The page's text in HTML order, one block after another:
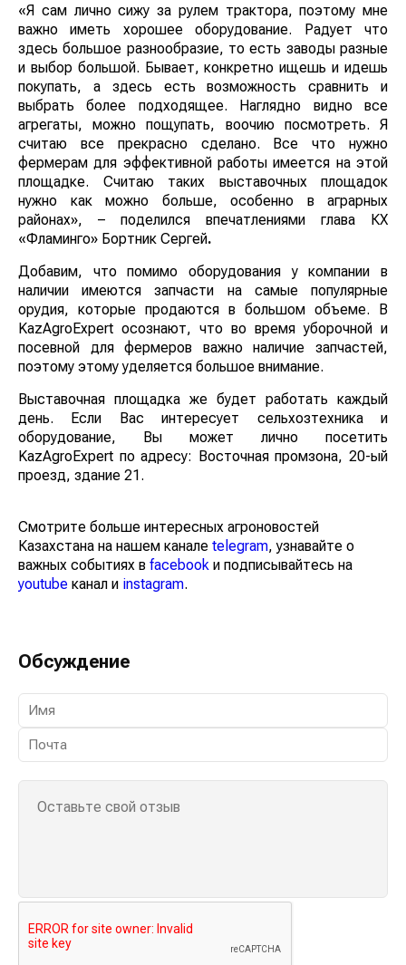
«Я сам лично сижу за рулем трактора, поэтому мне
важно иметь хорошее оборудование. Радует что
здесь большое разнообразие, то есть заводы разные
и выбор большой. Бывает, конкретно ищешь и идешь
покупать, а здесь есть возможность сравнить и
выбрать более подходящее. Наглядно видно все
агрегаты, можно пощупать, воочию посмотреть. Я
считаю все прекрасно сделано. Все что нужно
фермерам для эффективной работы имеется на этой
площадке. Считаю таких выставочных площадок
нужно как можно больше, особенно в аграрных
районах», – поделился впечатлениями глава КХ
«Фламинго» Бортник Сергей.
Добавим, что помимо оборудования у компании в
наличии имеются запчасти на самые популярные
орудия, которые продаются в большом объеме. В
KazAgroExpert осознают, что во время уборочной и
посевной для фермеров важно наличие запчастей,
поэтому этому уделяется большое внимание.
Выставочная площадка же будет работать каждый
день. Если Вас интересует сельхозтехника и
оборудование, Вы может лично посетить
KazAgroExpert по адресу: Восточная промзона, 20-ый
проезд, здание 21.
Смотрите больше интересных агроновостей
Казахстана на нашем канале telegram, узнавайте о
важных событиях в facebook и подписывайтесь на
youtube канал и instagram.
Обсуждение